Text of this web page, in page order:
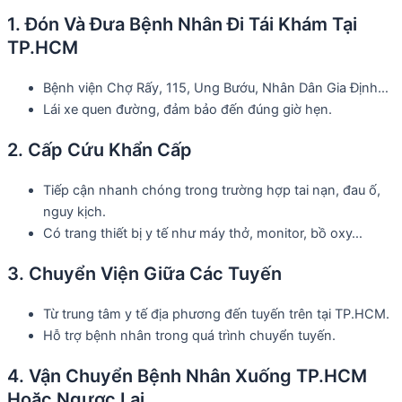
1. Đón Và Đưa Bệnh Nhân Đi Tái Khám Tại
TP.HCM
Bệnh viện Chợ Rấy, 115, Ung Bướu, Nhân Dân Gia Định…
Lái xe quen đường, đảm bảo đến đúng giờ hẹn.
2. Cấp Cứu Khẩn Cấp
Tiếp cận nhanh chóng trong trường hợp tai nạn, đau ố,
nguy kịch.
Có trang thiết bị y tế như máy thở, monitor, bồ oxy…
3. Chuyển Viện Giữa Các Tuyến
Từ trung tâm y tế địa phương đến tuyến trên tại TP.HCM.
Hỗ trợ bệnh nhân trong quá trình chuyển tuyến.
4. Vận Chuyển Bệnh Nhân Xuống TP.HCM